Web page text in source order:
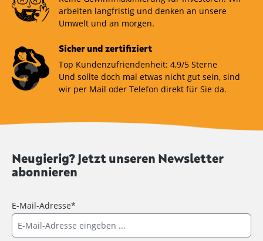
arbeiten langfristig und denken an unsere
Umwelt und an morgen.
Sicher und zertifiziert
Top Kundenzufriendenheit: 4,9/5 Sterne
Und sollte doch mal etwas nicht gut sein, sind
wir per Mail oder Telefon direkt für Sie da.
Neugierig? Jetzt unseren Newsletter
abonnieren
E-Mail-Adresse*